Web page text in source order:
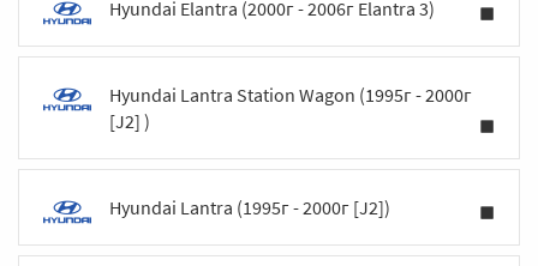
Hyundai Elantra (2000г - 2006г Elantra 3)
Hyundai Lantra Station Wagon (1995г - 2000г
[J2] )
Hyundai Lantra (1995г - 2000г [J2])